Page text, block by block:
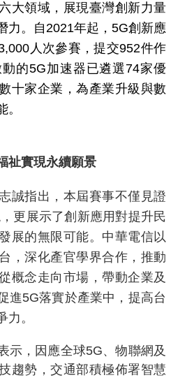
個
科
關
大領域，展現臺灣創新力量
力。自2021年起， 5G創新應
人次參賽，提交952件作
的5G加速器已遴選 74家優
十家企業，為產業升級與數
祉實現永續願景
誠指出，本屆賽事不僅見證
更展示了創新應用對提升民
展的無限可能。中華電信以
，深化產官學界合作，推動
概念走向市場，帶動企業及
進5G落實於產業中，提高台
力。
示，因應全球5G、物聯網及
趨勢，交通部積極佈署智慧